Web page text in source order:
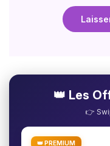
👑 Les
👉
👑 PREMIUM